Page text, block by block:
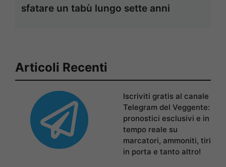
sfatare un tabù lungo sette anni
Articoli Recenti
Iscriviti gratis al canale
Telegram del Veggente:
pronostici esclusivi e in
tempo reale su
marcatori, ammoniti, tiri
in porta e tanto altro!